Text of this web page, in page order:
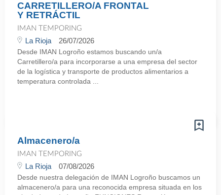
CARRETILLERO/A FRONTAL
Y RETRÁCTIL
IMAN TEMPORING
La Rioja 26/07/2026
Desde IMAN Logroño estamos buscando un/a
Carretillero/a para incorporarse a una empresa del sector
de la logística y transporte de productos alimentarios a
temperatura controlada ...
Almacenero/a
IMAN TEMPORING
La Rioja 07/08/2026
Desde nuestra delegación de IMAN Logroño buscamos un
almacenero/a para una reconocida empresa situada en los